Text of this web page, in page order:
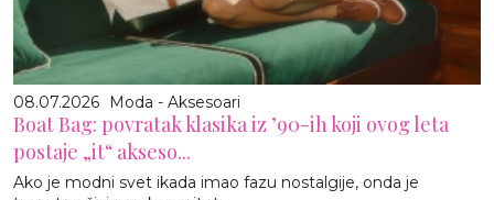
08.07.2026 Moda - Aksesoari
Boat Bag: povratak klasika iz ’90-ih koji ovog leta
postaje „it“ akseso...
Ako je modni svet ikada imao fazu nostalgije, onda je